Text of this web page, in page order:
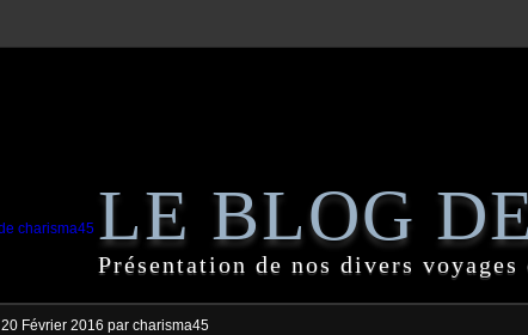
LE BLOG
Présentation de nos divers voyages
20 Février 2016 par charisma45